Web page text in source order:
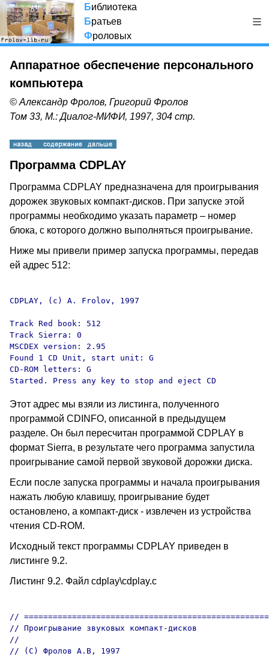
Библиотека
Братьев
Фроловых
Аппаратное обеспечение персонального
компьютера
© Александр Фролов, Григорий Фролов
Том 33, М.: Диалог-МИФИ, 1997, 304 стр.
Программа CDPLAY
Программа CDPLAY предназначена для проигрывания
дорожек звуковых компакт-дисков. При запуске этой
программы необходимо указать параметр – номер
блока, с которого должно выполняться проигрывание.
Ниже мы привели пример запуска программы, передав
ей адрес 512:
CDPLAY, (c) A. Frolov, 1997
Track Red book: 512
Track Sierra: 0
MSCDEX version: 2.95
Found 1 CD Unit, start unit: G
CD-ROM letters: G
Этот адрес мы взяли из листинга, полученного
программой CDINFO, описанной в предыдущем
разделе. Он был пересчитан программой CDPLAY в
формат Sierra, в результате чего программа запустила
проигрывание самой первой звуковой дорожки диска.
Если после запуска программы и начала проигрывания
нажать любую клавишу, проигрывание будет
остановлено, а компакт-диск - извлечен из устройства
чтения CD-ROM.
Исходный текст программы CDPLAY приведен в
листинге 9.2.
Листинг 9.2. Файл cdplay\cdplay.с
//
// Проигрывание звуковых компакт-дисков
//
// (C) Фролов А.В, 1997